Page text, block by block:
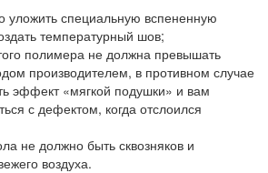
уложить специальную вспененную
температурный шов;
полимера не должна превышать
производителем, в противном случае
эффект «мягкой подушки» и вам
с дефектом, когда отслоился
не должно быть сквозняков и
воздуха.